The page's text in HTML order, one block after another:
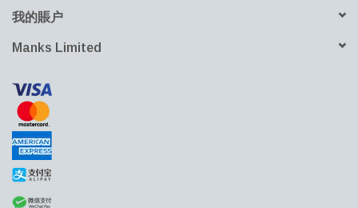
我的賬户
Manks Limited